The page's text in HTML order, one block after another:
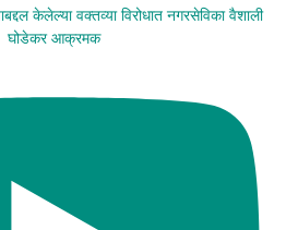
केलेल्या वक्तव्या विरोधात नगरसेविका वैशाली
घोडेकर आक्रमक